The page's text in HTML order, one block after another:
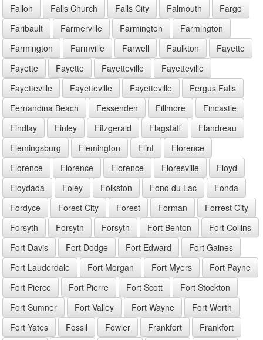
Fallon Falls Church Falls City Falmouth
Fargo
Faribault
Farmerville Farmington
Farmington
Farmington
Farmville Farwell Faulkton
Fayette
Fayette
Fayette Fayetteville
Fayetteville
Fayetteville
Fayetteville Fayetteville
Fergus Falls
Fernandina Beach
Fessenden Fillmore
Fincastle
Findlay
Finley Fitzgerald Flagstaff
Flandreau
Flemingsburg
Flemington Flint
Florence
Florence
Florence Florence Floresville
Floyd
Floydada
Foley Folkston Fond du Lac
Fonda
Fordyce
Forest City Forest Forman
Forrest City
Forsyth
Forsyth Forsyth Fort Benton
Fort Collins
Fort Davis
Fort Dodge Fort Edward
Fort Gaines
Fort Lauderdale
Fort Morgan Fort Myers
Fort Payne
Fort Pierce
Fort Pierre Fort Scott
Fort Stockton
Fort Sumner
Fort Valley Fort Wayne
Fort Worth
Fort Yates
Fossil Fowler Frankfort
Frankfort